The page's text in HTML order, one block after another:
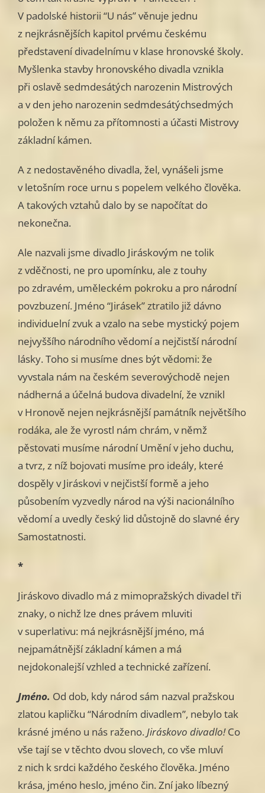
V padolské historii “U nás” věnuje jednu
z nejkrásnějších kapitol prvému českému
představení divadelnímu v klase hronovské školy.
Myšlenka stavby hronovského divadla vznikla
při oslavě sedmdesátých narozenin Mistrových
a v den jeho narozenin sedmdesátýchsedmých
položen k němu za přítomnosti a účasti Mistrovy
základní kámen.
A z nedostavěného divadla, žel, vynášeli jsme
v letošním roce urnu s popelem velkého člověka.
A takových vztahů dalo by se napočítat do
nekonečna.
Ale nazvali jsme divadlo Jiráskovým ne tolik
z vděčnosti, ne pro upomínku, ale z touhy
po zdravém, uměleckém pokroku a pro národní
povzbuzení. Jméno “Jirásek” ztratilo již dávno
individuelní zvuk a vzalo na sebe mystický pojem
nejvyššího národního vědomí a nejčistší národní
lásky. Toho si musíme dnes být vědomi: že
vyvstala nám na českém severovýchodě nejen
nádherná a účelná budova divadelní, že vznikl
v Hronově nejen nejkrásnější památník největšího
rodáka, ale že vyrostl nám chrám, v němž
pěstovati musíme národní Umění v jeho duchu,
a tvrz, z níž bojovati musíme pro ideály, které
dospěly v Jiráskovi v nejčistší formě a jeho
působením vyzvedly národ na výši nacionálního
vědomí a uvedly český lid důstojně do slavné éry
Samostatnosti.
*
Jiráskovo divadlo má z mimopražských divadel tři
znaky, o nichž lze dnes právem mluviti
v superlativu: má nejkrásnější jméno, má
nejpamátnější základní kámen a má
nejdokonalejší vzhled a technické zařízení.
Jméno. Od dob, kdy národ sám nazval pražskou
zlatou kapličku “Národním divadlem”, nebylo tak
krásné jméno u nás raženo.Jiráskovo divadlo!Co
vše tají se v těchto dvou slovech, co vše mluví
z nich k srdci každého českého člověka. Jméno
krása, jméno heslo, jméno čin. Zní jako líbezný